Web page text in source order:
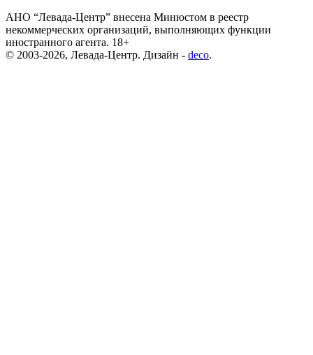
АНО “Левада-Центр” внесена Минюстом в реестр
некоммерческих организаций, выполняющих функции
иностранного агента. 18+
© 2003-2026, Левада-Центр. Дизайн - deco.